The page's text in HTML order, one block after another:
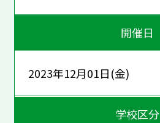
開催日
2023年12月01日(金)
学校区分